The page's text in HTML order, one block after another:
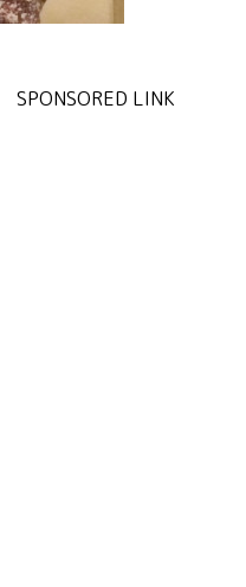
SPONSORED LINK